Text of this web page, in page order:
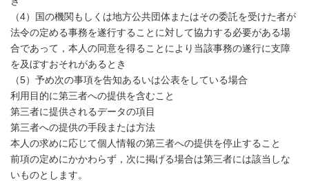
第４条（個人情報の第三者提供）
（4）国の機関もしくは地方公共団体またはその委託を受けた者が
法令の定める事務を遂行することに対して協力する必要がある場
合であって，本人の同意を得ることにより当該事務の遂行に支障
を及ぼすおそれがあるとき
（5）予め次の事項を告知あるいは公表をしている場合
利用目的に第三者への提供を含むこと
第三者に提供されるデータの項目
第三者への提供の手段または方法
本人の求めに応じて個人情報の第三者への提供を停止すること
前項の定めにかかわらず，次に掲げる場合は第三者には該当しな
いものとします。